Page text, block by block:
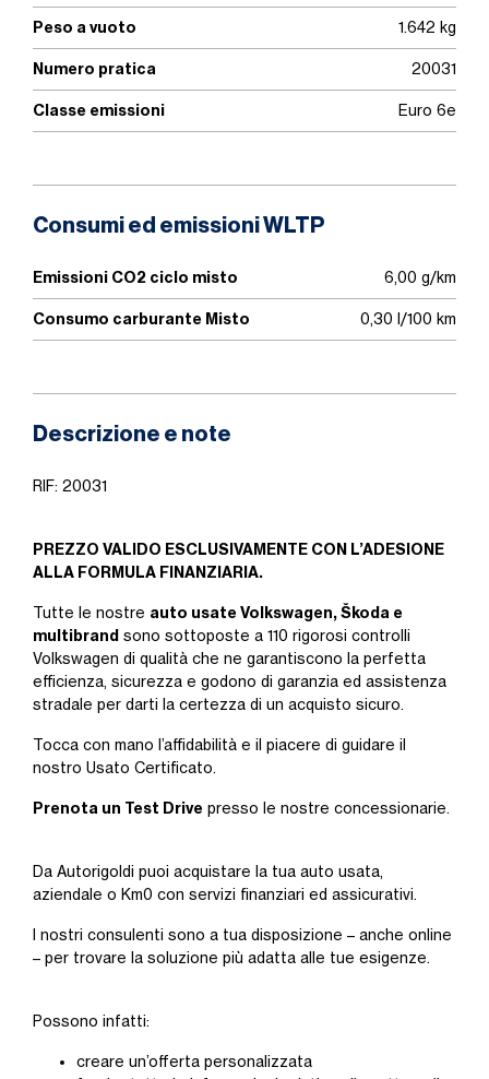
Peso a vuoto 1.642 kg
Numero pratica 20031
Classe emissioni Euro 6e
Consumi ed emissioni WLTP
Emissioni CO2 ciclo misto 6,00 g/km
Consumo carburante Misto 0,30 l/100 km
Descrizione e note
RIF: 20031
PREZZO VALIDO ESCLUSIVAMENTE CON L’ADESIONE
ALLA FORMULA FINANZIARIA.
Tutte le nostre auto usate Volkswagen, Škoda e
multibrand sono sottoposte a 110 rigorosi controlli
Volkswagen di qualità che ne garantiscono la perfetta
efficienza, sicurezza e godono di garanzia ed assistenza
stradale per darti la certezza di un acquisto sicuro.
Tocca con mano l’affidabilità e il piacere di guidare il
nostro Usato Certificato.
Prenota un Test Drive presso le nostre concessionarie.
Da Autorigoldi puoi acquistare la tua auto usata,
aziendale o Km0 con servizi finanziari ed assicurativi.
I nostri consulenti sono a tua disposizione – anche online
– per trovare la soluzione più adatta alle tue esigenze.
Possono infatti:
creare un’offerta personalizzata